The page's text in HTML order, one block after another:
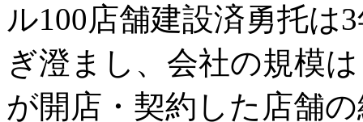
ル100店舗建設済勇托は
ぎ澄まし、会社の規模
が開店・契約した店舗